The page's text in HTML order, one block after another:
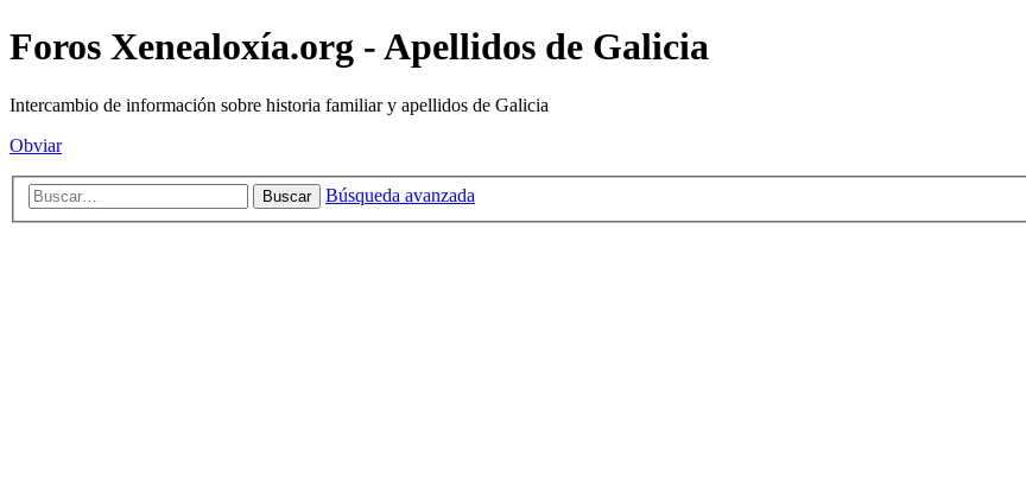
Foros Xenealoxía.org - Apellidos de Galicia
Intercambio de información sobre historia familiar y apellidos de Galicia
Obviar
Buscar Búsqueda avanzada